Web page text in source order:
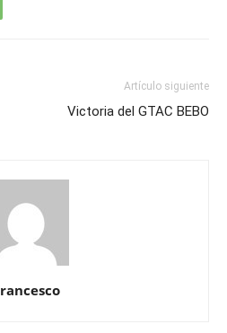
Artículo siguiente
Victoria del GTAC BEBO